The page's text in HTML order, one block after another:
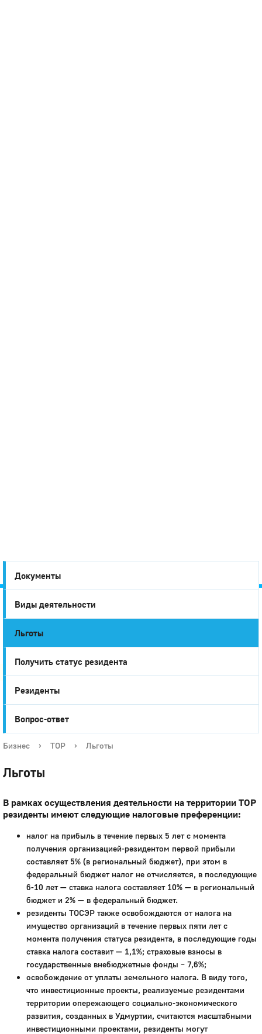
Город
Глазов
Документы
Виды деятельности
Льготы
Получить статус резидента
Резиденты
Вопрос-ответ
Бизнес › ТОР › Льготы
Льготы
В рамках осуществления деятельности на территории ТОР
резиденты имеют следующие налоговые преференции:
налог на прибыль в течение первых 5 лет с момента
получения организацией-резидентом первой прибыли
составляет 5% (в региональный бюджет), при этом в
федеральный бюджет налог не отчисляется, в последующие
6-10 лет — ставка налога составляет 10% — в региональный
бюджет и 2% — в федеральный бюджет.
резиденты ТОСЭР также освобождаются от налога на
имущество организаций в течение первых пяти лет с
момента получения статуса резидента, в последующие годы
ставка налога составит — 1,1%; страховые взносы в
государственные внебюджетные фонды – 7,6%;
освобождение от уплаты земельного налога. В виду того,
что инвестиционные проекты, реализуемые резидентами
территории опережающего социально-экономического
развития, созданных в Удмуртии, считаются масштабными
инвестиционными проектами, резиденты могут